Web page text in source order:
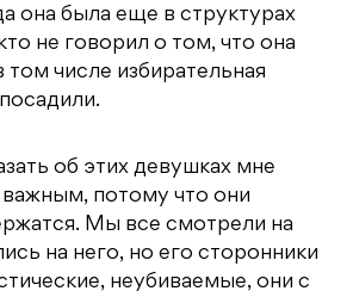
она была еще в структурах
не говорил о том, что она
том числе избирательная
об этих девушках мне
важным, потому что они
Мы все смотрели на
на него, но его сторонники
неубиваемые, они с